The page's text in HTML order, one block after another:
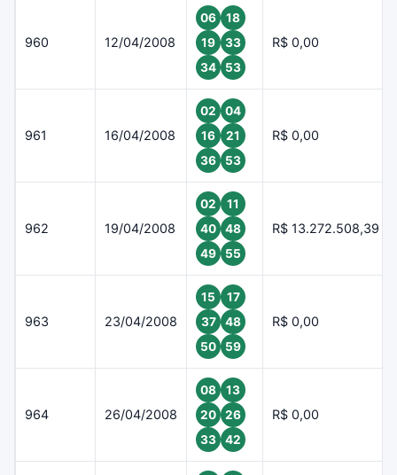
960 12/04/2008
06
18
19
33
34
53
R$ 0,00
961 16/04/2008
02
04
16
21
36
53
R$ 0,00
962 19/04/2008
02
11
40
48
49
55
R$ 13.272.508,39
963 23/04/2008
15
17
37
48
50
59
R$ 0,00
964 26/04/2008
08
13
20
26
33
42
R$ 0,00